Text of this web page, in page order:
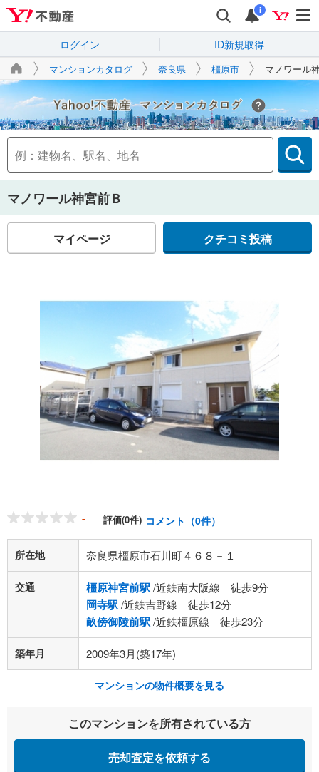
i
ログイン ID新規取得
マンションカタログ 奈良県 橿原市 マノワール
Yahoo!不動産
マノワール神宮前Ｂ
マイページ クチコミ投稿
- 評価(0件) コメント（0件）
所在地 奈良県橿原市石川町４６８－１
交通 橿原神宮前駅/近鉄南大阪線 徒歩9分
岡寺駅/近鉄吉野線 徒歩12分
畝傍御陵前駅/近鉄橿原線 徒歩23分
築年月 2009年3月(築17年)
マンションの物件概要を見る
このマンションを所有されている方
売却査定を依頼する